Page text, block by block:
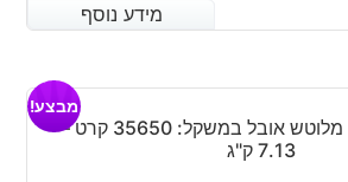
מידע נוסף
מידע נוסף
לאספנים: רובי מלוטש אובל במשקל: 35650 קרט –
7.13 ק"ג
מבצע!